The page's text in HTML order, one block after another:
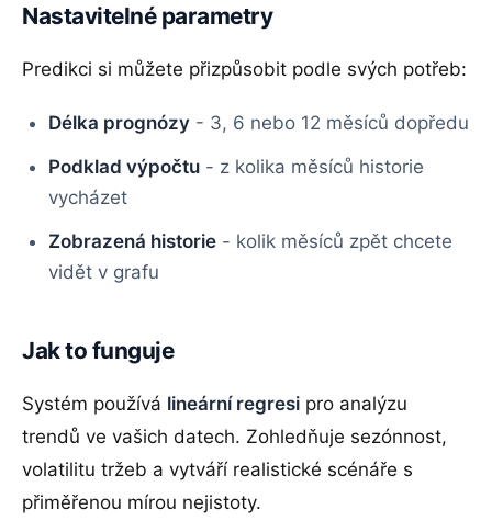
Nastavitelné parametry
Predikci si můžete přizpůsobit podle svých potřeb:
Délka prognózy - 3, 6 nebo 12 měsíců dopředu
Podklad výpočtu - z kolika měsíců historie
vycházet
Zobrazená historie - kolik měsíců zpět chcete
vidět v grafu
Jak to funguje
Systém používá lineární regresi pro analýzu
trendů ve vašich datech. Zohledňuje sezónnost,
volatilitu tržeb a vytváří realistické scénáře s
přiměřenou mírou nejistoty.